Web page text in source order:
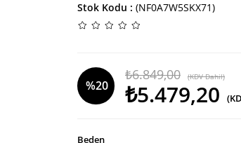
Stok Kodu (NF0A7W5SKX71)
%20
₺6.849,00 (KDV Dahil)
₺5.479,20
Beden